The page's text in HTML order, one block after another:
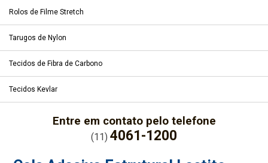
Rolos de Filme Stretch
Tarugos de Nylon
Tecidos de Fibra de Carbono
Tecidos Kevlar
Entre em contato pelo telefone
(11) 4061-1200